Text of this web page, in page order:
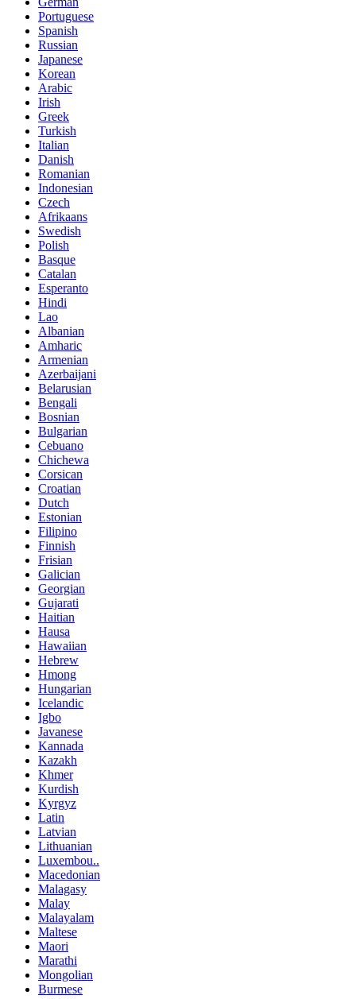
Portuguese
Spanish
Russian
Japanese
Korean
Arabic
Irish
Greek
Turkish
Italian
Danish
Romanian
Indonesian
Czech
Afrikaans
Swedish
Polish
Basque
Catalan
Esperanto
Hindi
Lao
Albanian
Amharic
Armenian
Azerbaijani
Belarusian
Bengali
Bosnian
Bulgarian
Cebuano
Chichewa
Corsican
Croatian
Dutch
Estonian
Filipino
Finnish
Frisian
Galician
Georgian
Gujarati
Haitian
Hausa
Hawaiian
Hebrew
Hmong
Hungarian
Icelandic
Igbo
Javanese
Kannada
Kazakh
Khmer
Kurdish
Kyrgyz
Latin
Latvian
Lithuanian
Luxembou..
Macedonian
Malagasy
Malay
Malayalam
Maltese
Maori
Marathi
Mongolian
Burmese